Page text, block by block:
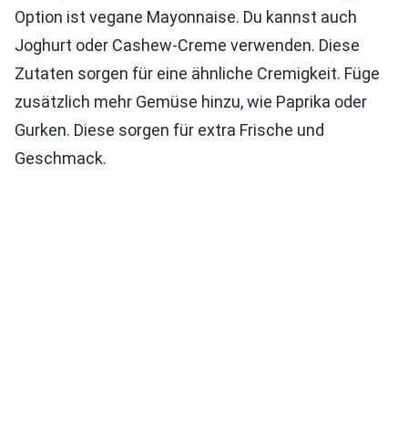
Option ist vegane Mayonnaise. Du kannst auch
Joghurt oder Cashew-Creme verwenden. Diese
Zutaten sorgen für eine ähnliche Cremigkeit. Füge
zusätzlich mehr Gemüse hinzu, wie Paprika oder
Gurken. Diese sorgen für extra Frische und
Geschmack.